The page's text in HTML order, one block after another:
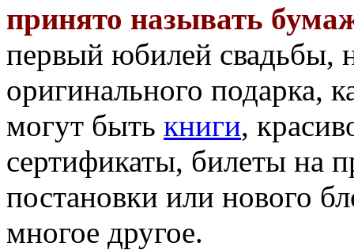
принято называть
первый юбилей свадьбы,
оригинального подарка,
могут быть книги,
сертификаты, билеты на
постановки или нового
многое другое.